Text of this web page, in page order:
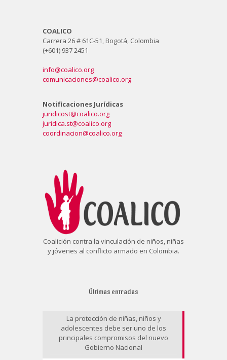
COALICO
Carrera 26 # 61C-51, Bogotá, Colombia
(+601) 937 2451
info@coalico.org
comunicaciones@coalico.org
Notificaciones Jurídicas
juridicost@coalico.org
juridica.st@coalico.org
coordinacion@coalico.org
Coalición contra la vinculación de niños, niñas
y jóvenes al conflicto armado en Colombia.
Últimas entradas
La protección de niñas, niños y
adolescentes debe ser uno de los
principales compromisos del nuevo
Gobierno Nacional